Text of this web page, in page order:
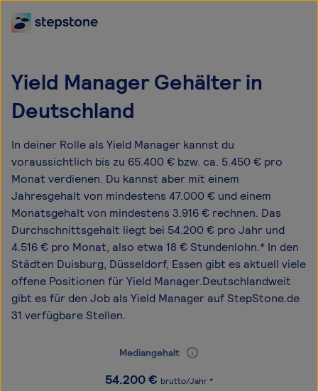
Yield Manager Gehälter in
Deutschland
In deiner Rolle als Yield Manager kannst du
voraussichtlich bis zu 65.400 € bzw. ca. 5.450 € pro
Monat verdienen. Du kannst aber mit einem
Jahresgehalt von mindestens 47.000 € und einem
Monatsgehalt von mindestens 3.916 € rechnen. Das
Durchschnittsgehalt liegt bei 54.200 € pro Jahr und
4.516 € pro Monat, also etwa 18 € Stundenlohn.* In den
Städten Duisburg, Düsseldorf, Essen gibt es aktuell viele
offene Positionen für Yield Manager.Deutschlandweit
gibt es für den Job als Yield Manager auf StepStone.de
31 verfügbare Stellen.
Mediangehalt
54.200€ brutto/Jahr *